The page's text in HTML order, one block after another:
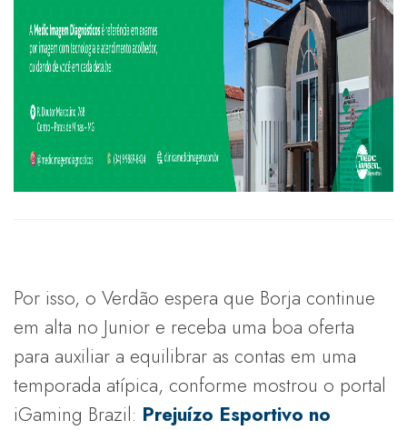
Por isso, o Verdão espera que Borja continue
em alta no Junior e receba uma boa oferta
para auxiliar a equilibrar as contas em uma
temporada atípica, conforme mostrou o portal
iGaming Brazil: Prejuízo Esportivo no